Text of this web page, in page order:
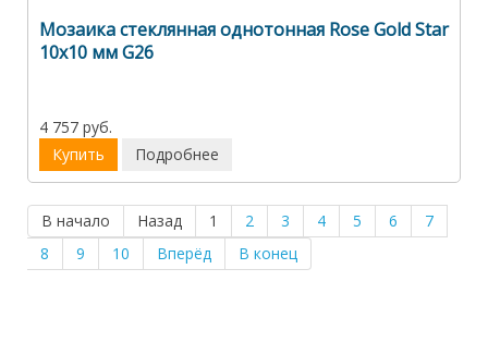
Мозаика стеклянная однотонная Rose Gold Star
10х10 мм G26
4 757 руб.
Купить
Подробнее
В начало Назад 1 2 3 4 5 6
7
8
9 10 Вперёд В конец